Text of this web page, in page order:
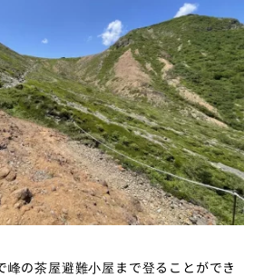
の茶屋避難小屋まで登ることができ